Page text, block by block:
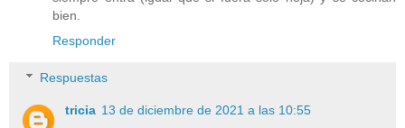
bien.
Responder
Respuestas
tricia 13 de diciembre de 2021 a las 10:55